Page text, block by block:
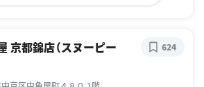
京都錦店（スヌーピー
624